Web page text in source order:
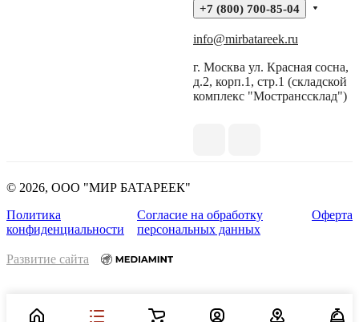
+7 (800) 700-85-04
info@mirbatareek.ru
г. Москва ул. Красная сосна,
д.2, корп.1, стр.1 (складской
комплекс "Мостранссклад")
© 2026, ООО "МИР БАТАРЕЕК"
Политика
конфиденциальности
Согласие на обработку
персональных данных
Оферта
Развитие сайта